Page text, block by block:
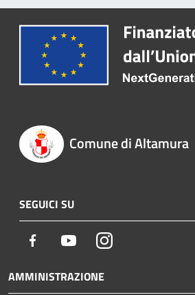
Comune di Altamura
SEGUICI SU
Facebook YoutubeInstagram
AMMINISTRAZIONE